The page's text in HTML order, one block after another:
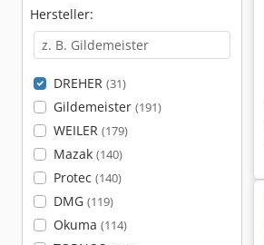
Hersteller:
DREHER (31)
Gildemeister (191)
WEILER (179)
Mazak (140)
Protec (140)
DMG (119)
Okuma (114)